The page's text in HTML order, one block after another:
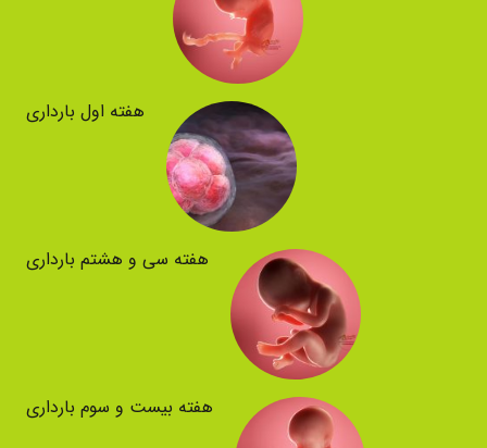
هفته اول بارداری
هفته سی و هشتم بارداری
هفته بیست و سوم بارداری